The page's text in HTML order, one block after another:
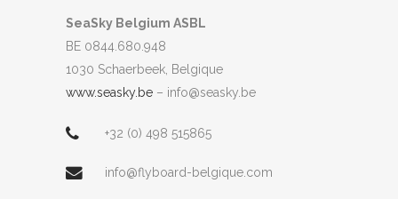
SeaSky Belgium ASBL
BE 0844.680.948
1030 Schaerbeek , Belgique
www.seasky.be – info@seasky.be
+32 (0) 498 515865
info@flyboard-belgique.com